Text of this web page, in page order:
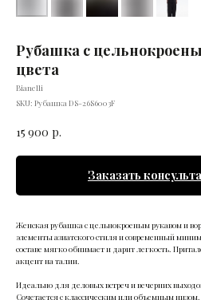
Рубашка с
цвета
Bianelli
SKU: Рубашка DS-26S6003F
15 900 р.
Заказать
Женская рубашка с цельнокроеным рукавом и
элементы азиатского стиля и современный
составе мягко обнимает и дарит легкость.
акцент на талии.
Идеально для деловых встреч и вечерних
Сочетается с классическим или объемным